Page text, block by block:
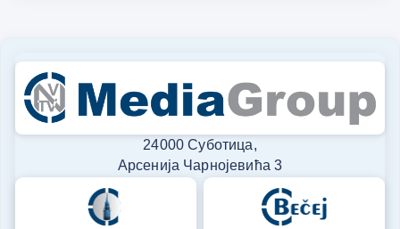
24000 Суботица,
Арсенија Чарнојевића 3